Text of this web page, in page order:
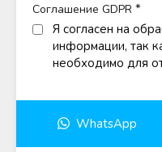
Соглашение GDPR *
Я согласен на
информации, так
необходимо для
WhatsApp